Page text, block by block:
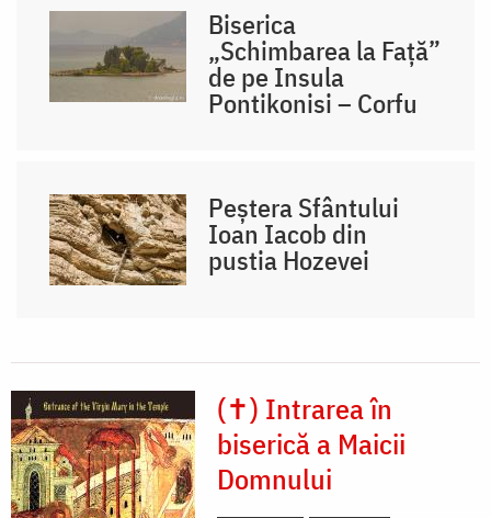
Biserica
„Schimbarea la Față”
de pe Insula
Pontikonisi – Corfu
Peștera Sfântului
Ioan Iacob din
pustia Hozevei
(✝) Intrarea în
biserică a Maicii
Domnului